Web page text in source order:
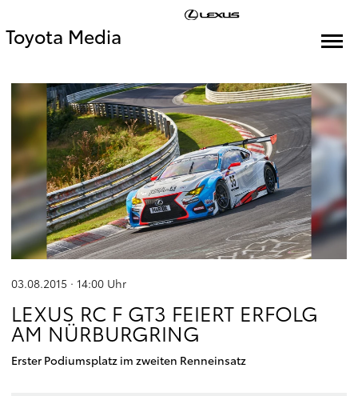
Toyota Media
03.08.2015 · 14:00 Uhr
LEXUS RC F GT3 FEIERT ERFOLG
AM NÜRBURGRING
Erster Podiumsplatz im zweiten Renneinsatz